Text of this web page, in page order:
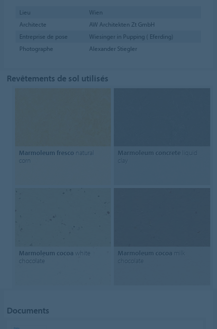
Lieu
Wien
Architecte
AW Architekten Zt GmbH
Entreprise de pose
Wiesinger in Pupping ( Eferding)
Photographe
Alexander Stiegler
Revêtements de sol utilisés
Marmoleum fresco natural
corn
Marmoleum concrete liquid
clay
Marmoleum cocoa white
chocolate
Marmoleum cocoa milk
chocolate
Documents